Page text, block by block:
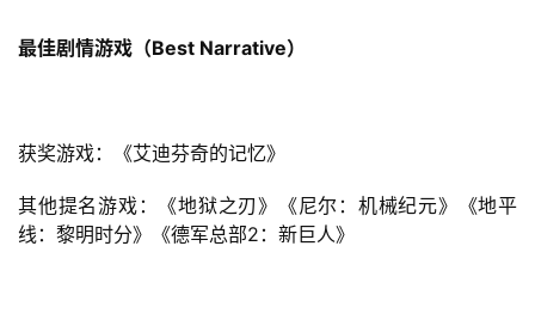
最佳剧情游戏（Best Narrative）
获奖游戏：《艾迪芬奇的记忆》
其他提名游戏：《地狱之刃》《尼尔：机械纪元》《地平
线：黎明时分》《德军总部2：新巨人》